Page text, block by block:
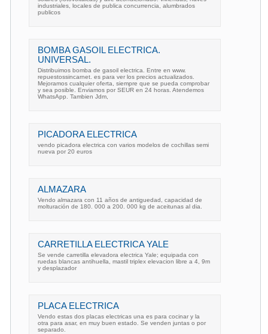
industriales, locales de publica concurrencia, alumbrados
publicos
BOMBA GASOIL ELECTRICA.
UNIVERSAL.
Distribuimos bomba de gasoil electrica. Entre en www.
repuestossincarnet. es para ver los precios actualizados.
Mejoramos cualquier oferta, siempre que se pueda comprobar
y sea posible. Enviamos por SEUR en 24 horas. Atendemos
WhatsApp. Tambien Jdm,
PICADORA ELECTRICA
vendo picadora electrica con varios modelos de cochillas semi
nueva por 20 euros
ALMAZARA
Vendo almazara con 11 años de antiguedad, capacidad de
molturación de 180. 000 a 200. 000 kg de aceitunas al dia.
CARRETILLA ELECTRICA YALE
Se vende carretilla elevadora electrica Yale; equipada con
ruedas blancas antihuella, mastil triplex elevacion libre a 4, 9m
y desplazador
PLACA ELECTRICA
Vendo estas dos placas electricas una es para cocinar y la
otra para asar, en muy buen estado. Se venden juntas o por
separado.